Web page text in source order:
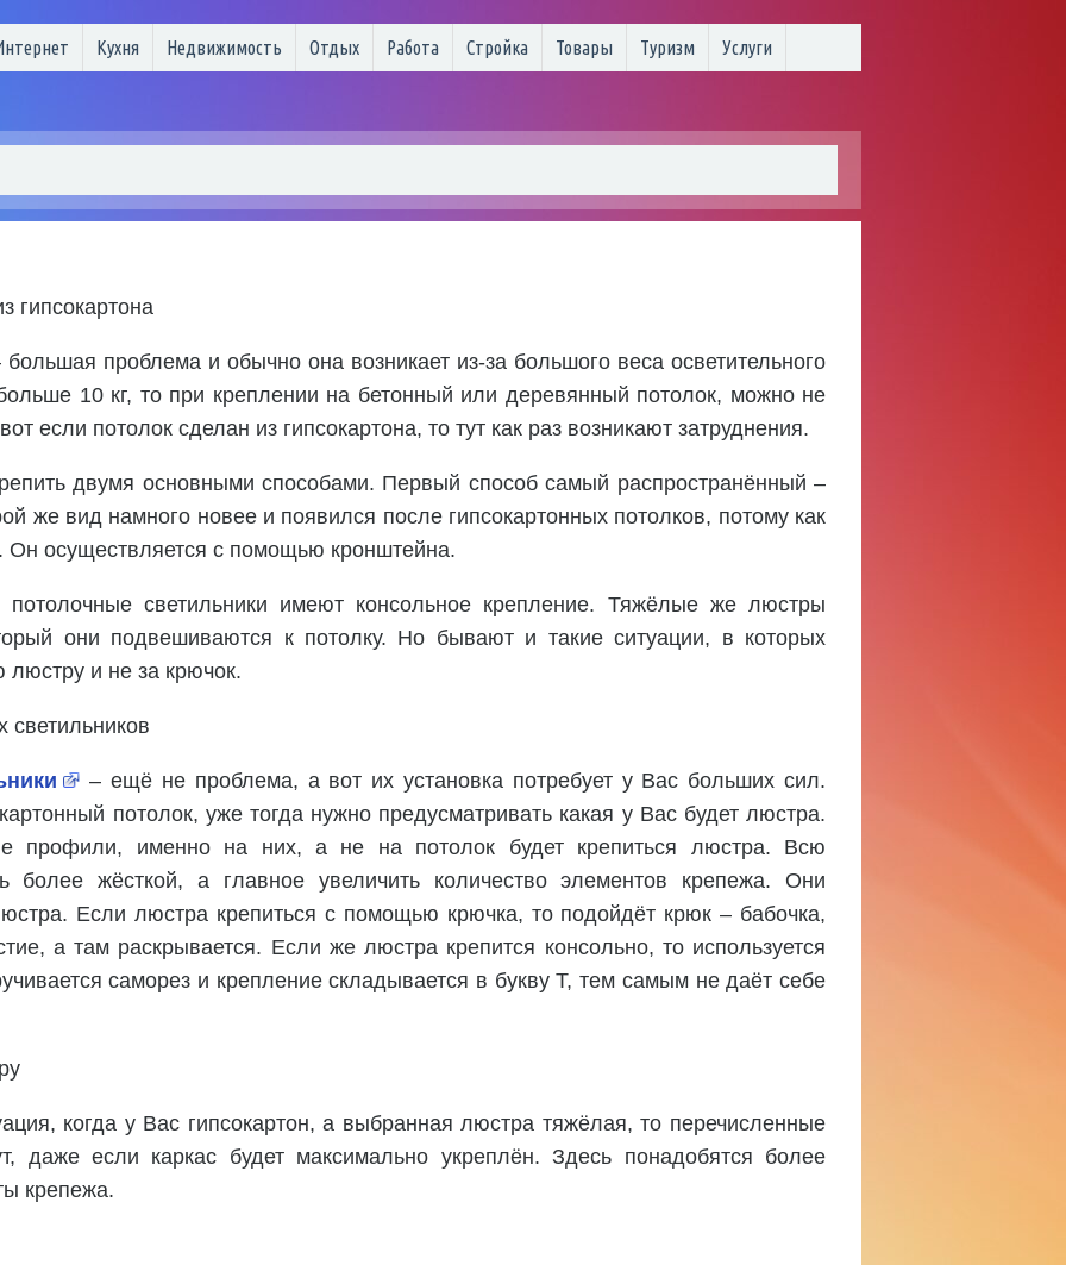
Кухня Недвижимость Отдых Работа Стройка Товары Туризм Услуги
гипсокартона
проблема и обычно она возникает из-за большого веса осветительного
10 кг, то при креплении на бетонный или деревянный потолок, можно не
если потолок сделан из гипсокартона, то тут как раз возникают затруднения.
двумя основными способами. Первый способ самый распространённый –
же вид намного новее и появился после гипсокартонных потолков, потому как
Он осуществляется с помощью кронштейна.
потолочные светильники имеют консольное крепление. Тяжёлые же люстры
они подвешиваются к потолку. Но бывают и такие ситуации, в которых
люстру и не за крючок.
светильников
– ещё не проблема, а вот их установка потребует у Вас больших сил.
потолок, уже тогда нужно предусматривать какая у Вас будет люстра.
профили, именно на них, а не на потолок будет крепиться люстра. Всю
более жёсткой, а главное увеличить количество элементов крепежа. Они
Если люстра крепиться с помощью крючка, то подойдёт крюк – бабочка,
а там раскрывается. Если же люстра крепится консольно, то используется
саморез и крепление складывается в букву Т, тем самым не даёт себе
когда у Вас гипсокартон, а выбранная люстра тяжёлая, то перечисленные
даже если каркас будет максимально укреплён. Здесь понадобятся более
крепежа.